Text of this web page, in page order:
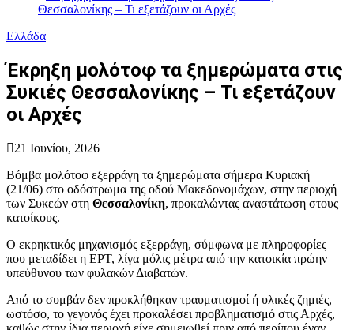
Θεσσαλονίκης – Τι εξετάζουν οι Αρχές
Ελλάδα
Έκρηξη μολότοφ τα ξημερώματα στις
Συκιές Θεσσαλονίκης – Τι εξετάζουν
οι Αρχές
21 Ιουνίου, 2026
Βόμβα μολότοφ εξερράγη τα ξημερώματα σήμερα Κυριακή
(21/06) στο οδόστρωμα της οδού Μακεδονομάχων, στην περιοχή
των Συκεών στη Θεσσαλονίκη, προκαλώντας αναστάτωση στους
κατοίκους.
Ο εκρηκτικός μηχανισμός εξερράγη, σύμφωνα με πληροφορίες
που μεταδίδει η ΕΡΤ, λίγα μόλις μέτρα από την κατοικία πρώην
υπεύθυνου των φυλακών Διαβατών.
Από το συμβάν δεν προκλήθηκαν τραυματισμοί ή υλικές ζημιές,
ωστόσο, το γεγονός έχει προκαλέσει προβληματισμό στις Αρχές,